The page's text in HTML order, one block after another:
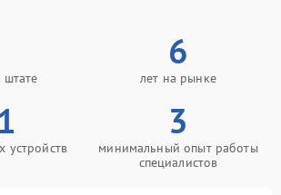
штате
6
лет на рынке
устройств
3
минимальный опыт работы
специалистов